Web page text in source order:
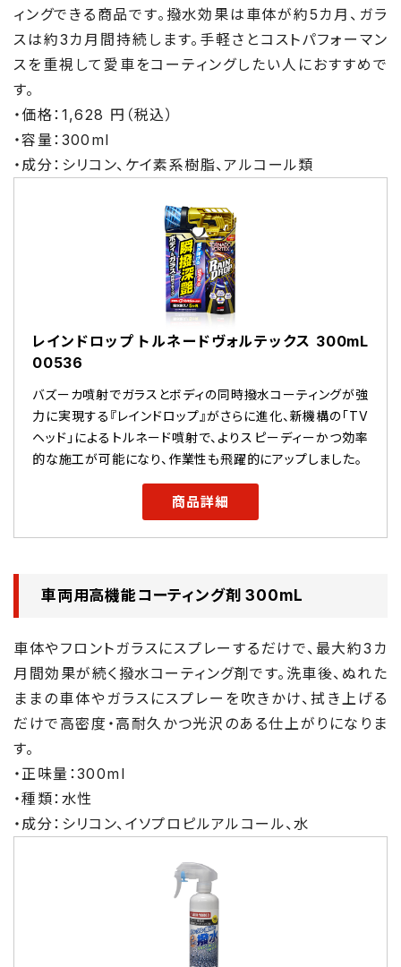
ィングできる商品です。撥水効果は車体が約5カ月、ガラ
スは約3カ月間持続します。手軽さとコストパフォーマン
スを重視して愛車をコーティングしたい人におすすめで
す。
・価格：1,628 円（税込）
・容量：300ml
・成分：シリコン、ケイ素系樹脂、アルコール類
レインドロップ トルネードヴォルテックス 300mL
00536
バズーカ噴射でガラスとボディの同時撥水コーティングが強
力に実現する『レインドロップ』がさらに進化、新機構の「TV
ヘッド」によるトルネード噴射で、よりスピーディーかつ効率
的な施工が可能になり、作業性も飛躍的にアップしました。
商品詳細
車両用高機能コーティング剤 300mL
車体やフロントガラスにスプレーするだけで、最大約3カ
月間効果が続く撥水コーティング剤です。洗車後、ぬれた
ままの車体やガラスにスプレーを吹きかけ、拭き上げる
だけで高密度・高耐久かつ光沢のある仕上がりになりま
す。
・正味量：300ml
・種類：水性
・成分：シリコン、イソプロピルアルコール、水